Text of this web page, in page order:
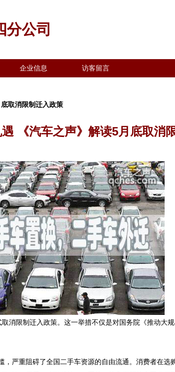
分公司
企业信息 访客留言
取消限制迁入政策
《汽车之声》解读5月底取消
限制迁入政策。这一举措不仅是对国务院《推动大
严重阻碍了全国二手车资源的自由流通。消费者在